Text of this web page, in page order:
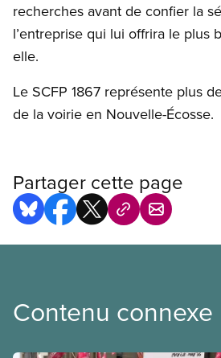
recherches avant de confier la
l’entreprise qui lui offrira le plus
elle.
Le SCFP 1867 représente plus
de la voirie en Nouvelle-Écosse.
Partager cette page
Contenu connexe